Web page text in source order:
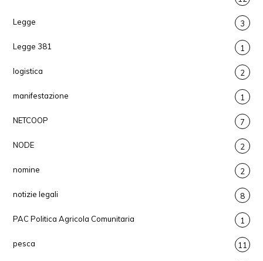
Legge 3
Legge 381 1
logistica 2
manifestazione 1
NETCOOP 7
NODE 2
nomine 2
notizie legali 8
PAC Politica Agricola Comunitaria 1
pesca 11